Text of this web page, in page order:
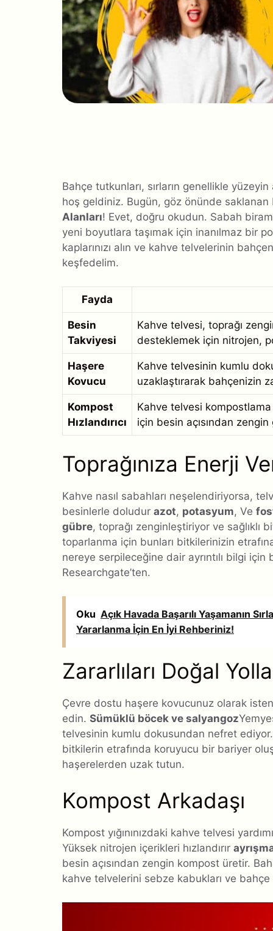
Bahçe tutkunları, sırların genellikle
hoş geldiniz. Bugün, göz önünde saklanan
Alanları! Evet, doğru okudun. Sabah
yeni boyutlara taşımak için inanılmaz bir
kaplarınızı alın ve kahve telvelerinin
keşfedelim.
Fayda
Besin
Takviyesi
Kahve telvesi, toprağı
desteklemek için nitrojen,
Haşere
Kovucu
Kahve telvesinin kumlu
uzaklaştırarak bahçenizin
Kompost
Hızlandırıcı
Kahve telvesi kompostlama
için besin açısından
Toprağınıza Enerji
Kahve nasıl sabahları neşelendiriyorsa,
besinlerle doludur azot, potasyum, Ve
gübre, toprağı zenginleştiriyor ve
toparlanma için bunları bitkilerinizin
nereye serpileceğine dair ayrıntılı bilgi için
Researchgate’ten.
Oku Açık Havada Başarılı Yaşamanın
Yararlanma İçin En İyi Rehberiniz!
Zararlıları Doğal
Çevre dostu haşere kovucunuz olarak
edin. Sümüklü böcek ve salyangoz
telvesinin kumlu dokusundan nefret
bitkilerin etrafında koruyucu bir bariyer
haşerelerden uzak tutun.
Kompost Arkadaşı
Kompost yığınınızdaki kahve telvesi
Yüksek nitrojen içerikleri hızlandırır
besin açısından zengin kompost üretir.
kahve telvelerini sebze kabukları ve bahçe